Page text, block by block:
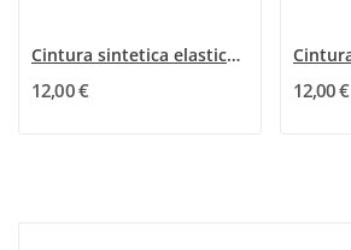
Cintura sintetica elastica a pantalone...
12,00 € 12,00 €